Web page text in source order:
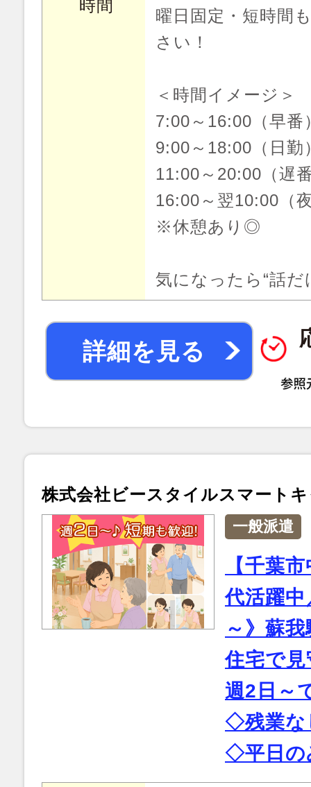
時間
曜日固定・短時間
さい！
＜時間イメージ＞
7:00～16:00（早番
9:00～18:00（日勤
11:00～20:00（遅
16:00～翌10:00（
※休憩あり◎
気になったら“話だ
詳細を見る
株式会社ビースタイルスマート
一般派遣
【千葉
代活躍
～》蘇
住宅で
週2日～
◇残業な
◇平日の